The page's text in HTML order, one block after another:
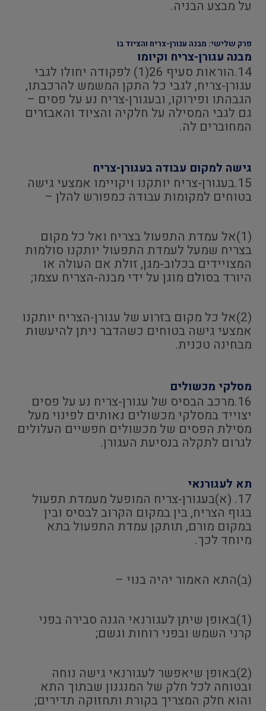
על מבצע הבניה.
פרק שלישי: מבנה עגורן-צריח והציוד בו
מבנה עגורן-צריח וקיומו
14.הוראות סעיף 26(1) לפקודה יחולו לגבי
עגורן-צריח, לגבי כל התקן המשמש להרכבתו,
הגבהתו ופירוקו, ובעגורן-צריח נע על פסים –
גם לגבי המסילה על חלקיה והציוד והאבזרים
המחוברים לה.
גישה למקום עבודה בעגורן-צריח
15.בעגורן-צריח יותקנו ויקויימו אמצעי גישה
בטוחים למקומות עבודה כמפורש להלן –
(1)אל עמדת התפעול בצריח ואל כל מקום
בצריח שמעל לעמדת התפעול יותקנו סולמות
המצויידים בכלוב-מגן, זולת אם העולה או
היורד בסולם מוגן על ידי מבנה-הצריח עצמו;
(2)אל כל מקום בזרוע של עגורן-הצריח יותקנו
אמצעי גישה בטוחים כשהדבר ניתן להיעשות
מבחינה טכנית.
מסלקי מכשולים
16.מרכב הבסיס של עגורן-צריח נע על פסים
יצוייד במסלקי מכשולים נאותים לפינוי מעל
מסילת הפסים של מכשולים חפשיים העלולים
לגרום לתקלה בנסיעת העגורן.
תא לעגורנאי
17. (א)בעגורן-צריח המופעל מעמדת תפעול
בגוף הצריח, בין במקום הקרוב לבסיס ובין
במקום מורם, תותקן עמדת התפעול בתא
מיוחד לכך.
(ב)התא האמור יהיה בנוי –
(1)באופן שיתן לעגורנאי הגנה סבירה בפני
קרני השמש ובפני רוחות וגשם;
(2)באופן שיאפשר לעגורנאי גישה נוחה
ובטוחה לכל חלק של המנגנון שבתוך התא
והוא חלק המצריך בקורת ותחזוקה תדירים;